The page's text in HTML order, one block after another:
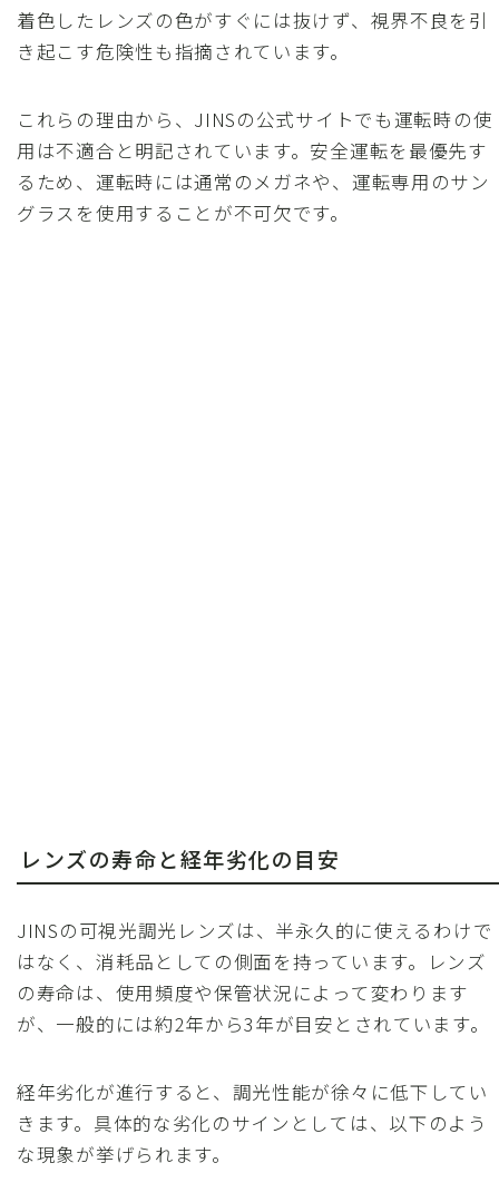
着色したレンズの色がすぐには抜けず、視界不良を引
き起こす危険性も指摘されています。
これらの理由から、JINSの公式サイトでも運転時の使
用は不適合と明記されています。安全運転を最優先す
るため、運転時には通常のメガネや、運転専用のサン
グラスを使用することが不可欠です。
レンズの寿命と経年劣化の目安
JINSの可視光調光レンズは、半永久的に使えるわけで
はなく、消耗品としての側面を持っています。レンズ
の寿命は、使用頻度や保管状況によって変わります
が、一般的には約2年から3年が目安とされています。
経年劣化が進行すると、調光性能が徐々に低下してい
きます。具体的な劣化のサインとしては、以下のよう
な現象が挙げられます。